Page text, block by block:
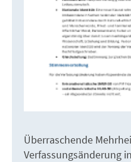
Überraschende
Verfassungsänderung